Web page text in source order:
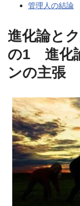
管理人の結論
進化論と
の1 進化
ンの主張